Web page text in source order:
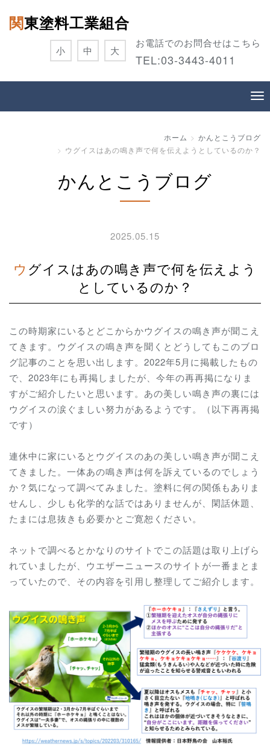
関東塗料工業組合
お電話でのお問合せはこちら
TEL:03-3443-4011
小 中 大
ホーム
かんとこうブログ
ウグイスはあの鳴き声で何を伝えようとしているのか？
かんとこうブログ
2025.05.15
ウグイスはあの鳴き声で何を伝えよう
としているのか？
この時期家にいるとどこからかウグイスの鳴き声が聞こえ
てきます。ウグイスの鳴き声を聞くとどうしてもこのブロ
グ記事のことを思い出します。2022年5月に掲載したもの
で、2023年にも再掲しましたが、今年の再再掲になりま
すがご紹介したいと思います。あの美しい鳴き声の裏には
ウグイスの涙ぐましい努力があるようです。（以下再再掲
です）
連休中に家にいるとウグイスのあの美しい鳴き声が聞こえ
てきました。一体あの鳴き声は何を訴えているのでしょう
か？気になって調べてみました。塗料に何の関係もありま
せんし、少しも化学的な話ではありませんが、閑話休題、
たまには息抜きも必要かとご寛恕ください。
ネットで調べるとかなりのサイトでこの話題は取り上げら
れていましたが、ウエザーニュースのサイトが一番まとま
っていたので、その内容を引用し整理してご紹介します。